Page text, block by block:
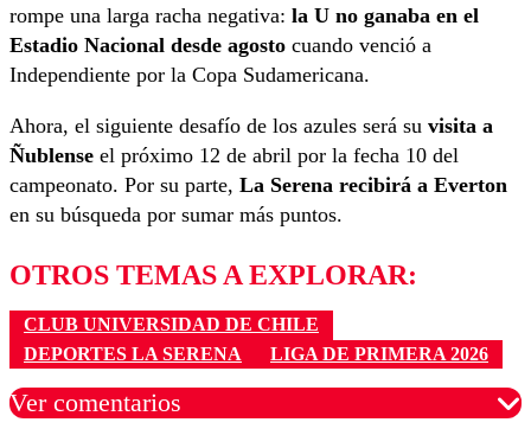
rompe una larga racha negativa: la U no ganaba en el
Estadio Nacional desde agosto cuando venció a
Independiente por la Copa Sudamericana.
Ahora, el siguiente desafío de los azules será su visita a
Ñublense el próximo 12 de abril por la fecha 10 del
campeonato. Por su parte, La Serena recibirá a Everton
en su búsqueda por sumar más puntos.
OTROS TEMAS A EXPLORAR:
CLUB UNIVERSIDAD DE CHILE
DEPORTES LA SERENA
LIGA DE PRIMERA 2026
Ver comentarios